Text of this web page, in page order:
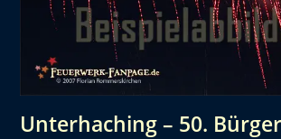
Unterhaching – 50.